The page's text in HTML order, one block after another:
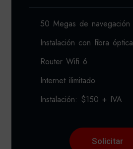
50 Megas de navegación
Instalación con fibra óptica
Router Wifi 6
Internet ilimitado
Instalación: $150 + IVA
Solicitar